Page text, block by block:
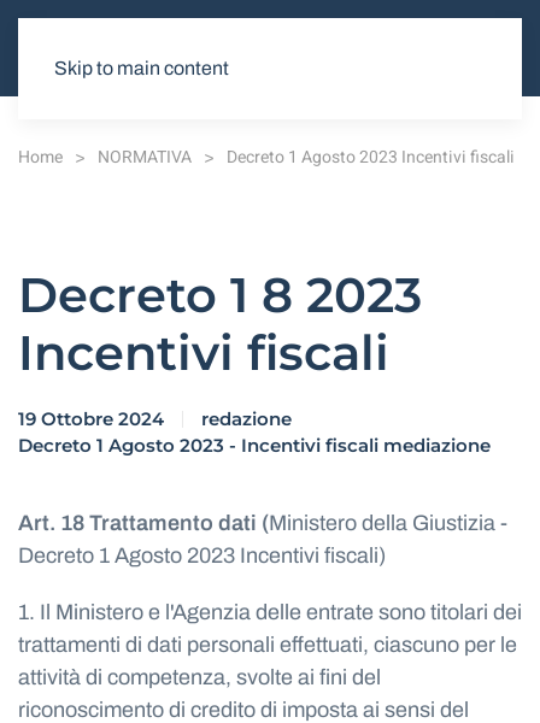
Skip to main content
Home NORMATIVA Decreto 1 Agosto 2023 Incentivi fiscali
Decreto 1 8 2023
Incentivi fiscali
19 Ottobre 2024
redazione
Decreto 1 Agosto 2023 - Incentivi fiscali mediazione
Art. 18 Trattamento dati (Ministero della Giustizia -
Decreto 1 Agosto 2023 Incentivi fiscali)
1. Il Ministero e l'Agenzia delle entrate sono titolari dei
trattamenti di dati personali effettuati, ciascuno per le
attività di competenza, svolte ai fini del
riconoscimento di credito di imposta ai sensi del